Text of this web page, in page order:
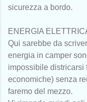
sicurezza a bordo.
ENERGIA
Qui sarebbe da
energia in camper
impossibile districarsi
economiche) senza
faremo del mezzo.